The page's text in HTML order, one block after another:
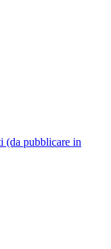
(da pubblicare in